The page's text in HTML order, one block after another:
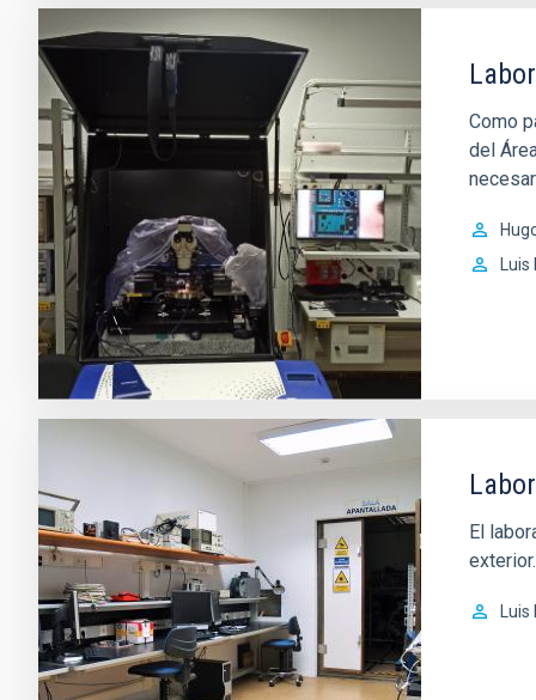
Como
del
El
exterior.